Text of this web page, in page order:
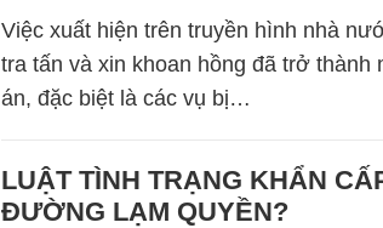
Việc xuất hiện trên truyền hình nhà
tra tấn và xin khoan hồng đã trở thành
án, đặc biệt là các vụ bị…
LUẬT TÌNH TRẠNG KHẨN
ĐƯỜNG LẠM QUYỀN?